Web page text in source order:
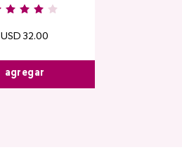
USD 32.00
agregar